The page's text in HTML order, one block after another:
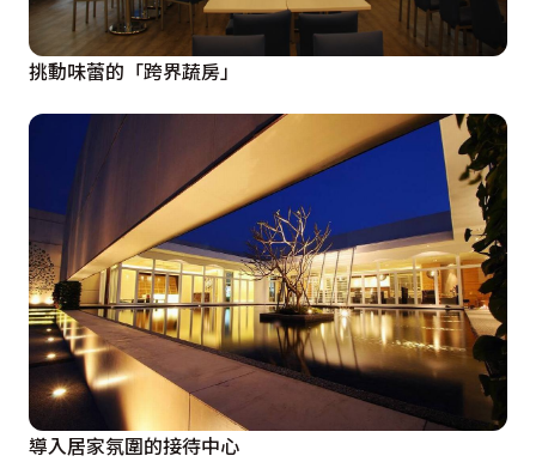
挑動味蕾的「跨界蔬房」
導入居家氛圍的接待中心